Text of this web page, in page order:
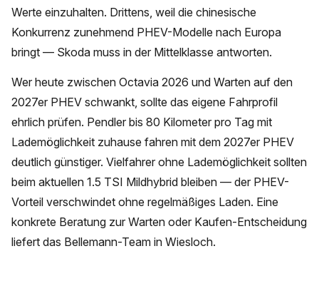
Werte einzuhalten. Drittens, weil die chinesische
Konkurrenz zunehmend PHEV-Modelle nach Europa
bringt — Skoda muss in der Mittelklasse antworten.
Wer heute zwischen Octavia 2026 und Warten auf den
2027er PHEV schwankt, sollte das eigene Fahrprofil
ehrlich prüfen. Pendler bis 80 Kilometer pro Tag mit
Lademöglichkeit zuhause fahren mit dem 2027er PHEV
deutlich günstiger. Vielfahrer ohne Lademöglichkeit sollten
beim aktuellen 1.5 TSI Mildhybrid bleiben — der PHEV-
Vorteil verschwindet ohne regelmäßiges Laden. Eine
konkrete Beratung zur Warten oder Kaufen-Entscheidung
liefert das Bellemann-Team in Wiesloch.